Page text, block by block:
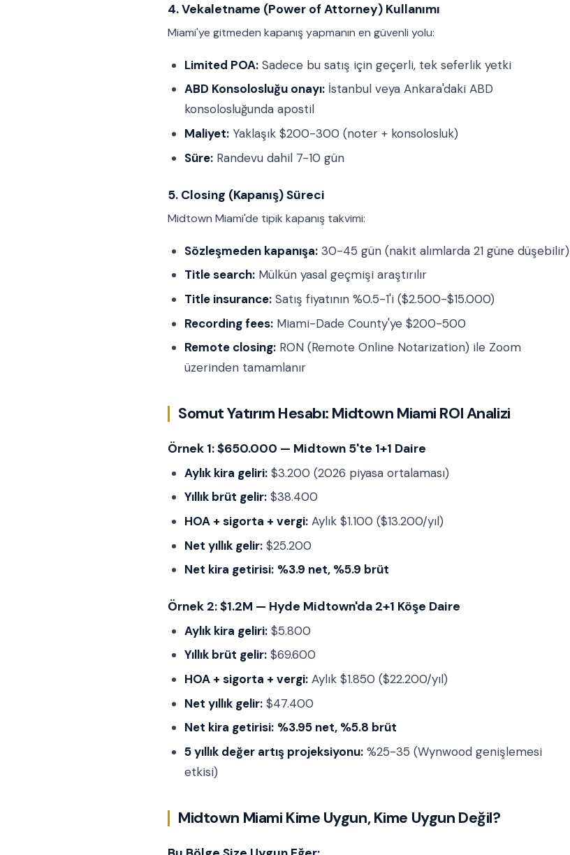
4. Vekaletname (Power of Attorney) Kullanımı
Miami'ye gitmeden kapanış yapmanın en güvenli yolu:
Limited POA: Sadece bu satış için geçerli, tek seferlik yetki
ABD Konsolosluğu onayı: İstanbul veya Ankara'daki ABD
konsolosluğunda apostil
Maliyet: Yaklaşık $200-300 (noter + konsolosluk)
Süre: Randevu dahil 7-10 gün
5. Closing (Kapanış) Süreci
Midtown Miami'de tipik kapanış takvimi:
Sözleşmeden kapanışa: 30-45 gün (nakit alımlarda 21 güne düşebilir)
Title search: Mülkün yasal geçmişi araştırılır
Title insurance: Satış fiyatının %0.5-1'i ($2.500-$15.000)
Recording fees: Miami-Dade County'ye $200-500
Remote closing: RON (Remote Online Notarization) ile Zoom
üzerinden tamamlanır
Somut Yatırım Hesabı: Midtown Miami ROI Analizi
Örnek 1: $650.000 — Midtown 5'te 1+1 Daire
Aylık kira geliri: $3.200 (2026 piyasa ortalaması)
Yıllık brüt gelir: $38.400
HOA + sigorta + vergi: Aylık $1.100 ($13.200/yıl)
Net yıllık gelir: $25.200
Net kira getirisi: %3.9 net, %5.9 brüt
Örnek 2: $1.2M — Hyde Midtown'da 2+1 Köşe Daire
Aylık kira geliri: $5.800
Yıllık brüt gelir: $69.600
HOA + sigorta + vergi: Aylık $1.850 ($22.200/yıl)
Net yıllık gelir: $47.400
Net kira getirisi: %3.95 net, %5.8 brüt
5 yıllık değer artış projeksiyonu: %25-35 (Wynwood genişlemesi
etkisi)
Midtown Miami Kime Uygun, Kime Uygun Değil?